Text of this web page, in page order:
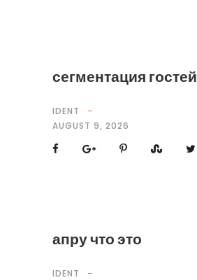
сегментация гостей
IDENT
AUGUST 9, 2026
апру что это
IDENT